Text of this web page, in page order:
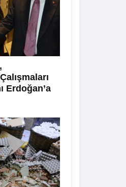
Erdoğan’a